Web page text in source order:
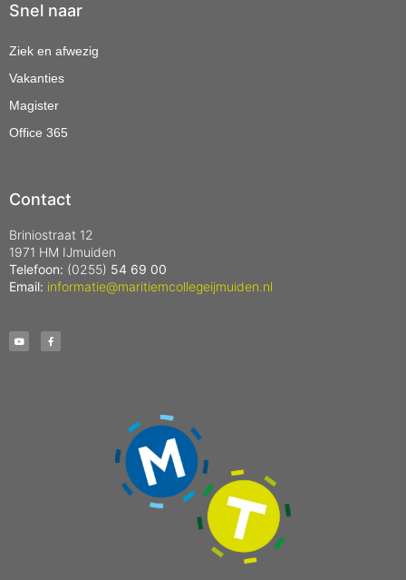
Snel naar
Ziek en afwezig
Vakanties
Magister
Office 365
Contact
Briniostraat 12
1971 HM IJmuiden
Telefoon: (0255) 54 69 00
Email: informatie@maritiemcollegeijmuiden.nl